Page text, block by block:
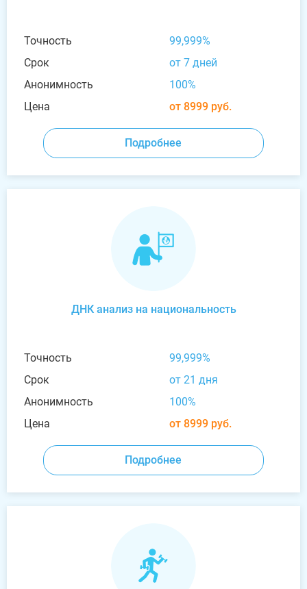
Точность
99,999%
Срок
от 7 дней
Анонимность
100%
Цена
от 8999 руб.
Подробнее
ДНК анализ на национальность
Точность
99,999%
Срок
от 21 дня
Анонимность
100%
Цена
от 8999 руб.
Подробнее